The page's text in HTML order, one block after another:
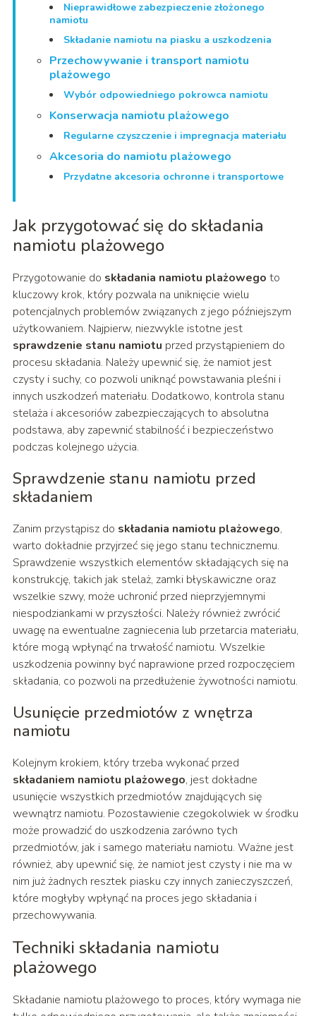
Nieprawidłowe zabezpieczenie złożonego
namiotu
Składanie namiotu na piasku a uszkodzenia
Przechowywanie i transport namiotu
plażowego
Wybór odpowiedniego pokrowca namiotu
Konserwacja namiotu plażowego
Regularne czyszczenie i impregnacja materiału
Akcesoria do namiotu plażowego
Przydatne akcesoria ochronne i transportowe
Jak przygotować się do składania
namiotu plażowego
Przygotowanie do składania namiotu plażowego to
kluczowy krok, który pozwala na uniknięcie wielu
potencjalnych problemów związanych z jego późniejszym
użytkowaniem. Najpierw, niezwykle istotne jest
sprawdzenie stanu namiotu przed przystąpieniem do
procesu składania. Należy upewnić się, że namiot jest
czysty i suchy, co pozwoli uniknąć powstawania pleśni i
innych uszkodzeń materiału. Dodatkowo, kontrola stanu
stelaża i akcesoriów zabezpieczających to absolutna
podstawa, aby zapewnić stabilność i bezpieczeństwo
podczas kolejnego użycia.
Sprawdzenie stanu namiotu przed
składaniem
Zanim przystąpisz do składania namiotu plażowego,
warto dokładnie przyjrzeć się jego stanu technicznemu.
Sprawdzenie wszystkich elementów składających się na
konstrukcję, takich jak stelaż, zamki błyskawiczne oraz
wszelkie szwy, może uchronić przed nieprzyjemnymi
niespodziankami w przyszłości. Należy również zwrócić
uwagę na ewentualne zagniecenia lub przetarcia materiału,
które mogą wpłynąć na trwałość namiotu. Wszelkie
uszkodzenia powinny być naprawione przed rozpoczęciem
składania, co pozwoli na przedłużenie żywotności namiotu.
Usunięcie przedmiotów z wnętrza
namiotu
Kolejnym krokiem, który trzeba wykonać przed
składaniem namiotu plażowego, jest dokładne
usunięcie wszystkich przedmiotów znajdujących się
wewnątrz namiotu. Pozostawienie czegokolwiek w środku
może prowadzić do uszkodzenia zarówno tych
przedmiotów, jak i samego materiału namiotu. Ważne jest
również, aby upewnić się, że namiot jest czysty i nie ma w
nim już żadnych resztek piasku czy innych zanieczyszczeń,
które mogłyby wpłynąć na proces jego składania i
przechowywania.
Techniki składania namiotu
plażowego
Składanie namiotu plażowego to proces, który wymaga nie